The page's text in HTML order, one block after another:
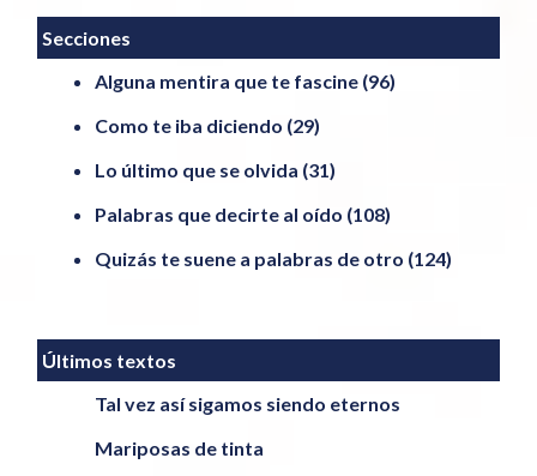
Secciones
Alguna mentira que te fascine (96)
Como te iba diciendo (29)
Lo último que se olvida (31)
Palabras que decirte al oído (108)
Quizás te suene a palabras de otro (124)
Últimos textos
Tal vez así sigamos siendo eternos
Mariposas de tinta